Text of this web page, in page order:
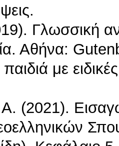
Γλωσσική
Αθήνα:
με
Α. (2021).